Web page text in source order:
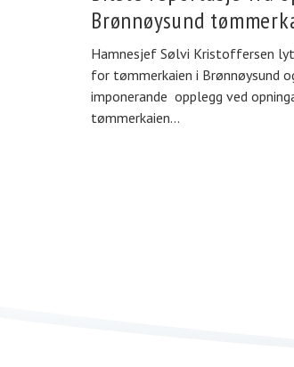
Brønnøysund
Hamnesjef Sølvi Kristoffersen
for tømmerkaien i Brønnøysund
imponerande opplegg ved
tømmerkaien…